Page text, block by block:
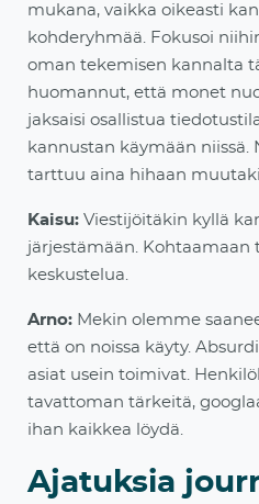
mukana, vaikka oikeasti
kohderyhmää. Fokusoi
oman tekemisen kannalta
huomannut, että monet
jaksaisi osallistua
kannustan käymään niissä.
tarttuu aina hihaan
Kaisu: Viestijöitäkin kyllä
järjestämään.
Kohtaamaan
keskustelua.
Arno: Mekin olemme
että on noissa käyty.
asiat usein toimivat.
tavattoman tärkeitä,
ihan kaikkea löydä.
Ajatuksia